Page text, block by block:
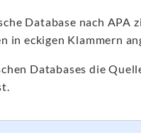
Database nach APA
in eckigen Klammern
Databases die